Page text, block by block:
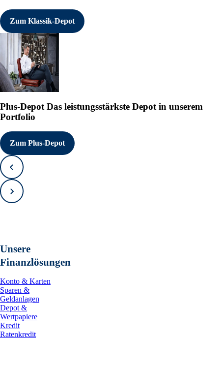
Zum Klassik-Depot
Plus-Depot Das leistungsstärkste Depot in unserem
Portfolio
Zum Plus-Depot
Zurück
Vorwärts
Unsere
Finanzlösungen
Konto & Karten
Sparen &
Geldanlagen
Depot &
Wertpapiere
Kredit
Ratenkredit